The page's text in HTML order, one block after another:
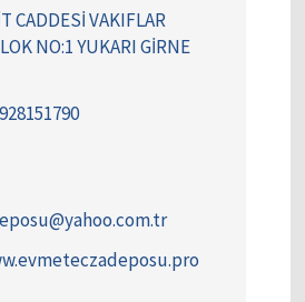
CADDESİ VAKIFLAR
NO:1 YUKARI GİRNE